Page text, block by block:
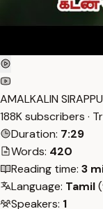
AMALKALIN SIRAPPU
188K subscribers ·
Duration: 7:29
Words: 420
Reading time: 3
Language: Tamil
Speakers: 1